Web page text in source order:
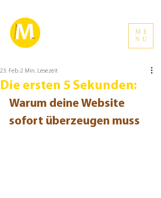
ME
NU
Die ersten 5 Sekunden:
23. Feb.2 Min. Lesezeit
Warum deine Website
sofort überzeugen muss